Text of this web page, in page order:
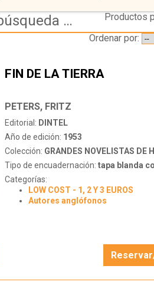
Resultado de la búsqueda de coleccion grandes novelistas de hoy
Productos
Ordenar por:
FIN DE LA TIERRA
PETERS, FRITZ
Editorial: DINTEL
Año de edición: 1953
Colección: GRANDES NOVELISTAS DE
Tipo de encuadernación: tapa blanda
Categorías:
LOW COST - 1, 2 Y 3 EUROS
Autores anglófonos